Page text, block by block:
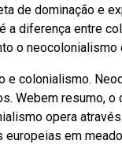
de dominação e
a diferença entre
o neocolonialismo
e colonialismo.
Webem resumo,
opera
em